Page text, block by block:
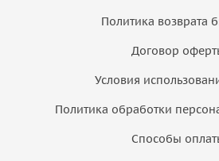
Политика возврата
Договор
Условия
Политика обработки
Способы